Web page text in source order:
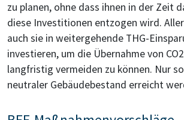
zu planen, ohne dass ihnen in der Zeit
diese Investitionen entzogen wird.
auch sie in weitergehende THG-
investieren, um die Übernahme von
langfristig vermeiden zu können. Nur
neutraler Gebäudebestand erreicht